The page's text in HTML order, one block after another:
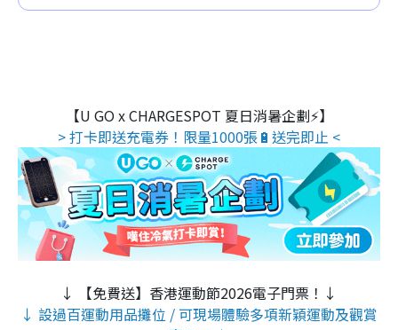
【U GO x CHARGESPOT 夏日消暑企劃⚡】
> 打卡即送充電券！限量1000張🔋送完即止 <
↓ 【免費送】香港運動節2026電子門票！↓
↓ 設過百運動用品攤位 / 可現場體驗多項新穎運動及觀賞